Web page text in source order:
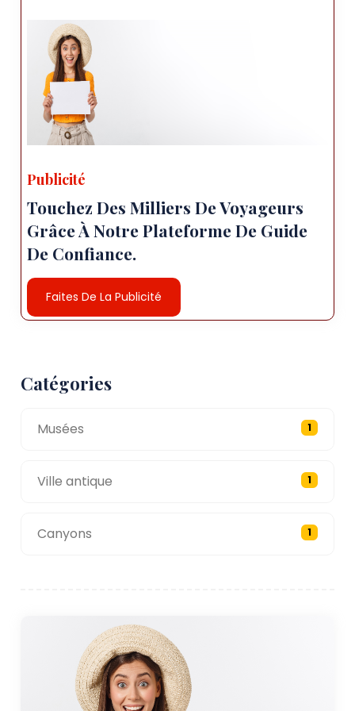
Publicité
Touchez Des Milliers De Voyageurs
Grâce À Notre Plateforme De Guide
De Confiance.
Faites De La Publicité
Catégories
Musées 1
Ville antique 1
Canyons 1